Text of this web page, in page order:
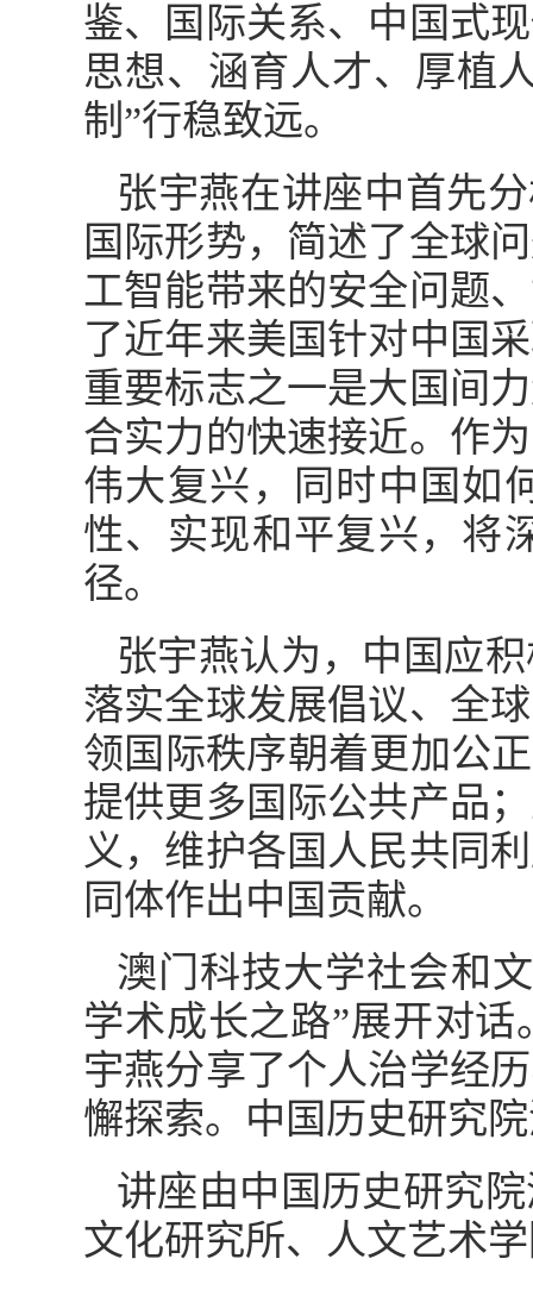
鉴、国际关系、中国式
思想、涵育人才、厚植
制”行稳致远。
张宇燕在讲座中首先
国际形势，简述了全球
工智能带来的安全问题
了近年来美国针对中国
重要标志之一是大国间
合实力的快速接近。作
伟大复兴，同时中国如
性、实现和平复兴，将
径。
张宇燕认为，中国应
落实全球发展倡议、全
领国际秩序朝着更加公
提供更多国际公共产品
义，维护各国人民共同
同体作出中国贡献。
澳门科技大学社会和
学术成长之路”展开对
宇燕分享了个人治学经
懈探索。中国历史研究
讲座由中国历史研究
文化研究所、人文艺术